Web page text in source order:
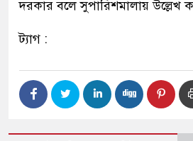
দরকার বলে সুপারিশমালায় উল্লেখ
ট্যাগ :